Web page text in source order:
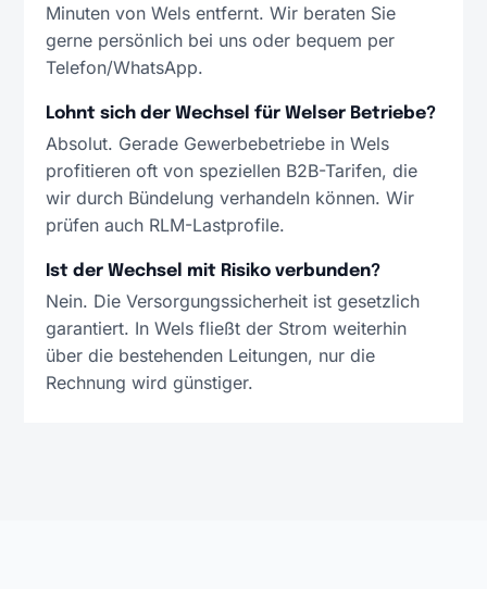
Minuten von Wels entfernt. Wir beraten Sie
gerne persönlich bei uns oder bequem per
Telefon/WhatsApp.
Lohnt sich der Wechsel für Welser Betriebe?
Absolut. Gerade Gewerbebetriebe in Wels
profitieren oft von speziellen B2B-Tarifen, die
wir durch Bündelung verhandeln können. Wir
prüfen auch RLM-Lastprofile.
Ist der Wechsel mit Risiko verbunden?
Nein. Die Versorgungssicherheit ist gesetzlich
garantiert. In Wels fließt der Strom weiterhin
über die bestehenden Leitungen, nur die
Rechnung wird günstiger.